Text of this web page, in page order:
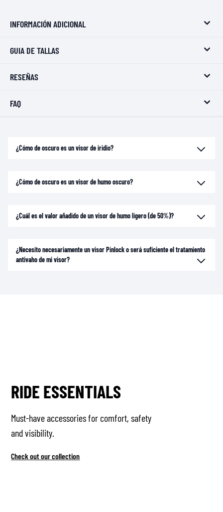
INFORMACIÓN ADICIONAL
GUIA DE TALLAS
RESEÑAS
FAQ
¿Cómo de oscuro es un visor de iridio?
¿Cómo de oscuro es un visor de humo oscuro?
¿Cuál es el valor añadido de un visor de humo ligero (de 50%)?
¿Necesito necesariamente un visor Pinlock o será suficiente el tratamiento
antivaho de mi visor?
RIDE ESSENTIALS
Must-have accessories for comfort, safety
and visibility.
Check out our collection